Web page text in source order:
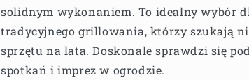
solidnym wykonaniem. To idealny wybór
tradycyjnego grillowania, którzy szukają
sprzętu na lata. Doskonale sprawdzi się
spotkań i imprez w ogrodzie.